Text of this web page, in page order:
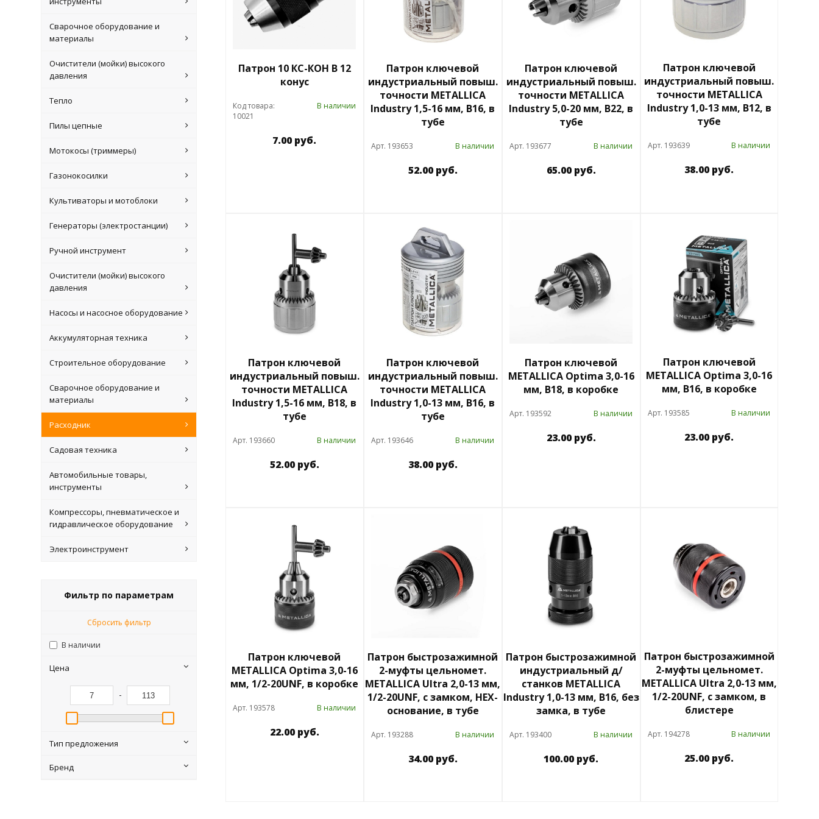
Сварочное оборудование и
материалы
Очистители (мойки) высокого
давления
Тепло
Пилы цепные
Мотокосы (триммеры)
Газонокосилки
Культиваторы и мотоблоки
Генераторы (электростанции)
Ручной инструмент
Очистители (мойки) высокого
давления
Насосы и насосное оборудование
Аккумуляторная техника
Строительное оборудование
Сварочное оборудование и
материалы
Расходник
Садовая техника
Автомобильные товары,
инструменты
Компрессоры, пневматическое и
гидравлическое оборудование
Электроинструмент
Фильтр по параметрам
Сбросить фильтр
В наличии
Цена
-
Тип предложения
Бренд
Патрон 10 КС-КОН В 12
конус
Код товара:
10021
В наличии
7.00 руб.
Патрон ключевой
индустриальный повыш.
точности METALLICA
Industry 1,5-16 мм, В16, в
тубе
Арт. 193653 В наличии
52.00 руб.
Патрон ключевой
индустриальный повыш.
точности METALLICA
Industry 5,0-20 мм, В22, в
тубе
Арт. 193677 В наличии
65.00 руб.
Патрон ключевой
индустриальный повыш.
точности METALLICA
Industry 1,0-13 мм, В12, в
тубе
Арт. 193639 В наличии
38.00 руб.
Патрон ключевой
индустриальный повыш.
точности METALLICA
Industry 1,5-16 мм, В18, в
тубе
Арт. 193660 В наличии
52.00 руб.
Патрон ключевой
индустриальный повыш.
точности METALLICA
Industry 1,0-13 мм, В16, в
тубе
Арт. 193646 В наличии
38.00 руб.
Патрон ключевой
METALLICA Optima 3,0-16
мм, В18, в коробке
Арт. 193592 В наличии
23.00 руб.
Патрон ключевой
METALLICA Optima 3,0-16
мм, В16, в коробке
Арт. 193585 В наличии
23.00 руб.
Патрон ключевой
METALLICA Optima 3,0-16
мм, 1/2-20UNF, в коробке
Арт. 193578 В наличии
22.00 руб.
Патрон быстрозажимной
2-муфты цельномет.
METALLICA Ultra 2,0-13 мм,
1/2-20UNF, с замком, HEX-
основание, в тубе
Арт. 193288 В наличии
34.00 руб.
Патрон быстрозажимной
индустриальный д/
станков METALLICA
Industry 1,0-13 мм, В16, без
замка, в тубе
Арт. 193400 В наличии
100.00 руб.
Патрон быстрозажимной
2-муфты цельномет.
METALLICA Ultra 2,0-13 мм,
1/2-20UNF, с замком, в
блистере
Арт. 194278 В наличии
25.00 руб.